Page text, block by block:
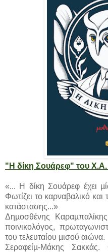
"Η δίκη Σουάρεφ" του
«... Η δίκη Σουάρεφ έχει
Φωτίζει το καρναβαλικό
κατάστασης...»
Δηµοσθένης
ποινικολόγος,
του τελευταίου µισού αιώνα.
Σεραφείµ-Μάκης